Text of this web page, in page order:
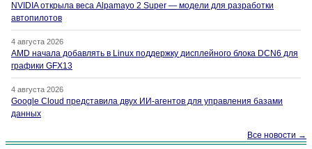
NVIDIA открыла веса Alpamayo 2 Super — модели для разработки
автопилотов
4 августа 2026
AMD начала добавлять в Linux поддержку дисплейного блока DCN6 для
графики GFX13
4 августа 2026
Google Cloud представила двух ИИ-агентов для управления базами
данных
Все новости →